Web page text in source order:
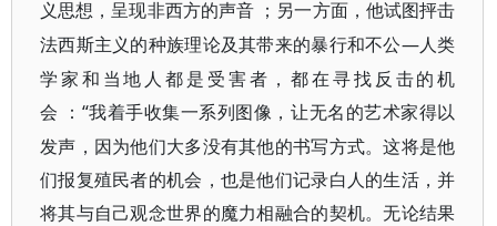
义思想，呈现非西方的声音
；另一方面，他试图抨击
法西斯主义的种族理论及其带来的暴行和不公—人类
学家和当地人都是受害者，都在寻找反击的机
会
： “我着手收集一系列图像，让无名的艺术家得以
发声，因为他们大多没有其他的书写方式。这将是他
们报复殖民者的机会，也是他们记录白人的生活，并
将其与自己观念世界的魔力相融合的契机。无论结果